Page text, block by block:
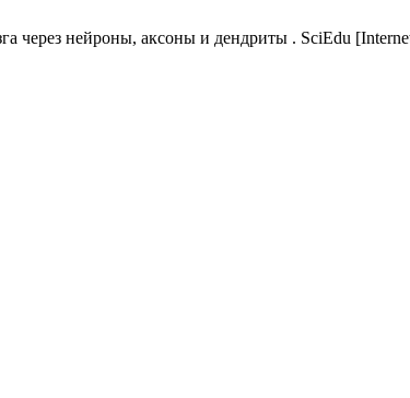
через нейроны, аксоны и дендриты . SciEdu